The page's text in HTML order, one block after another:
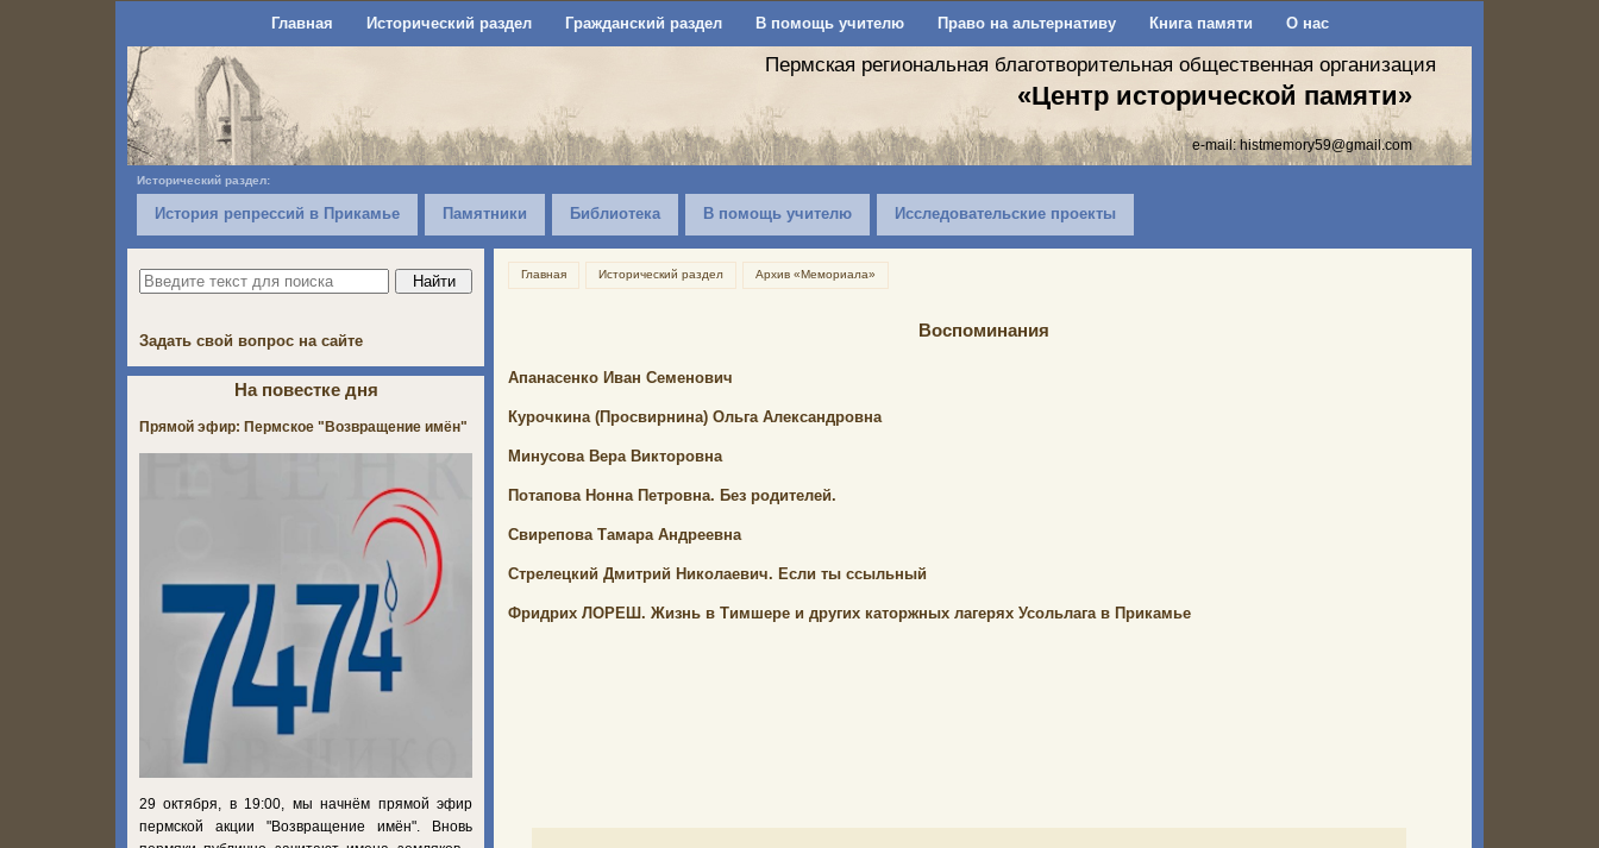
Главная Исторический раздел Гражданский раздел В помощь учителю Право на альтернативу Книга памяти О нас
Пермская региональная благотворительная общественная организация
«Центр исторической памяти»
e-mail:histmemory59@gmail.com
Исторический раздел:
История репрессий в Прикамье Памятники Библиотека В помощь учителю Исследовательские проекты
Главная Исторический раздел Архив «Мемориала»
Воспоминания
Апанасенко Иван Семенович
Курочкина (Просвирнина) Ольга Александровна
Минусова Вера Викторовна
Потапова Нонна Петровна. Без родителей.
Свирепова Тамара Андреевна
Стрелецкий Дмитрий Николаевич. Если ты ссыльный
Фридрих ЛОРЕШ. Жизнь в Тимшере и других каторжных лагерях Усольлага в Прикамье
Задать свой вопрос на сайте
На повестке дня
Прямой эфир: Пермское "Возвращение имён"
29 октября, в 19:00, мы начнём прямой эфир
пермской акции "Возвращение имён". Вновь